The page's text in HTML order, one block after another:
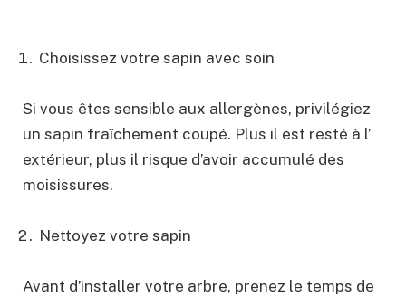
Choisissez votre sapin avec soin
Si vous êtes sensible aux allergènes, privilégiez
un sapin fraîchement coupé. Plus il est resté à l’
extérieur, plus il risque d’avoir accumulé des
moisissures.
Nettoyez votre sapin
Avant d’installer votre arbre, prenez le temps de